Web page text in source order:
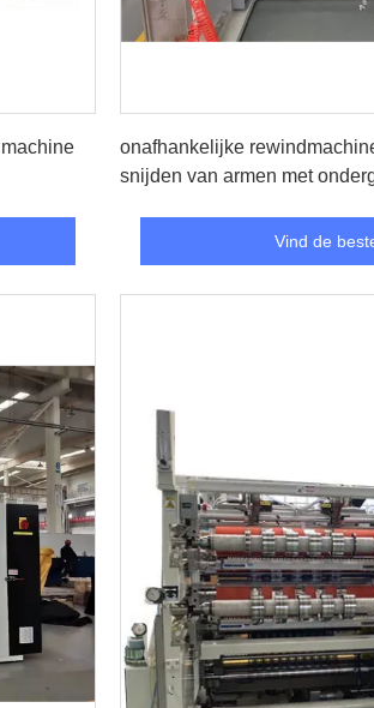
onafhankelijke
snijden van armen met
Vind de